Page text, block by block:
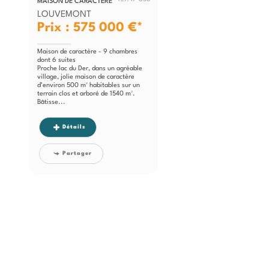
LOUVEMONT
Prix : 575 000 €*
Maison de caractère - 9 chambres
dont 6 suites
Proche lac du Der, dans un agréable
village, jolie maison de caractère
d’environ 500 m² habitables sur un
terrain clos et arboré de 1540 m².
Bâtisse...
Détails
Partager